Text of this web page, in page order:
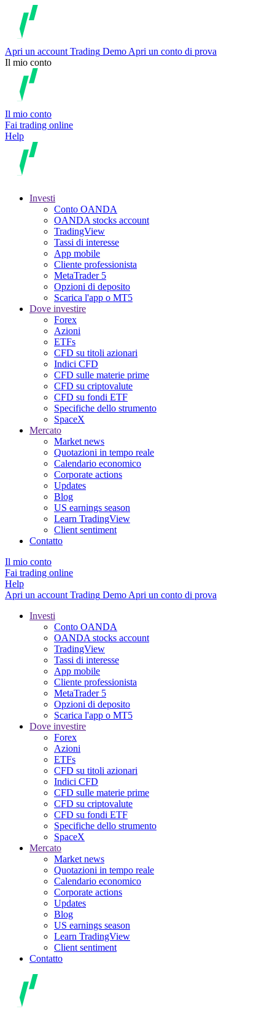
Apri un account Trading Demo Apri un conto di prova
Il mio conto
Il mio conto
Fai trading online
Help
Investi
Conto OANDA
OANDA stocks account
TradingView
Tassi di interesse
App mobile
Cliente professionista
MetaTrader 5
Opzioni di deposito
Scarica l'app o MT5
Dove investire
Forex
Azioni
ETFs
CFD su titoli azionari
Indici CFD
CFD sulle materie prime
CFD su criptovalute
CFD su fondi ETF
Specifiche dello strumento
SpaceX
Mercato
Market news
Quotazioni in tempo reale
Calendario economico
Corporate actions
Updates
Blog
US earnings season
Learn TradingView
Client sentiment
Contatto
Il mio conto
Fai trading online
Help
Apri un account Trading Demo Apri un conto di prova
Investi
Conto OANDA
OANDA stocks account
TradingView
Tassi di interesse
App mobile
Cliente professionista
MetaTrader 5
Opzioni di deposito
Scarica l'app o MT5
Dove investire
Forex
Azioni
ETFs
CFD su titoli azionari
Indici CFD
CFD sulle materie prime
CFD su criptovalute
CFD su fondi ETF
Specifiche dello strumento
SpaceX
Mercato
Market news
Quotazioni in tempo reale
Calendario economico
Corporate actions
Updates
Blog
US earnings season
Learn TradingView
Client sentiment
Contatto